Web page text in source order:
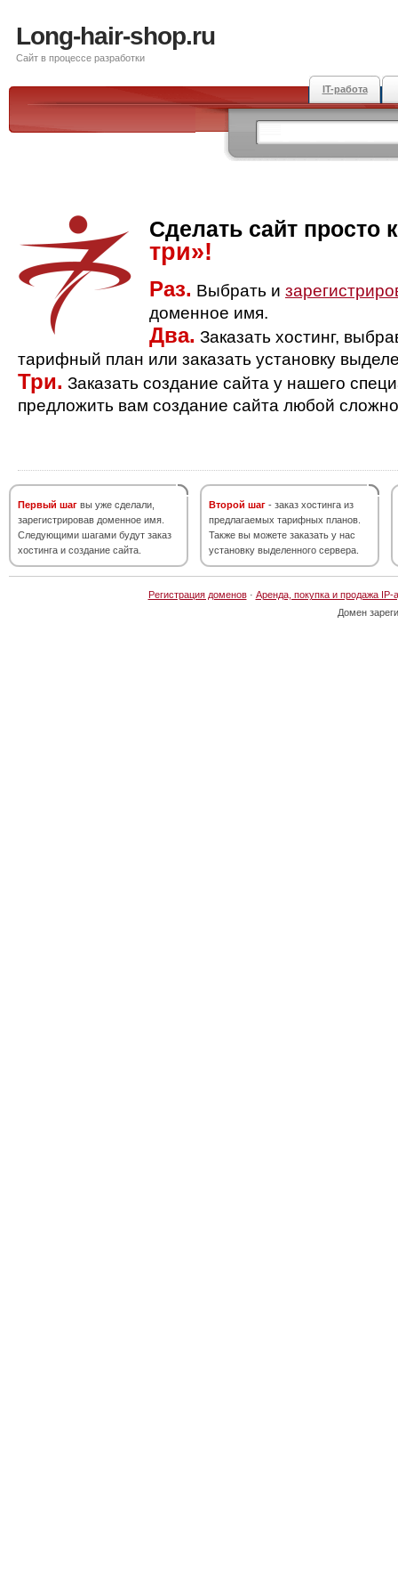
Long-hair-shop.ru
Сайт в процессе разработки
IT-работа
Сделать сайт просто
три»!
Раз. Выбрать и
доменное имя.
Два. Заказать хостинг,
тарифный план или заказать установку
Три. Заказать создание сайта у нашего
предложить вам создание сайта любой
Первый шаг вы уже сделали,
зарегистрировав доменное имя.
Следующими шагами будут заказ
хостинга и создание сайта.
Второй шаг - заказ хостинга из
предлагаемых тарифных планов.
Также вы можете заказать у нас
установку выделенного сервера.
Регистрация доменов· Аренда, покупка и продажа IP-
Домен